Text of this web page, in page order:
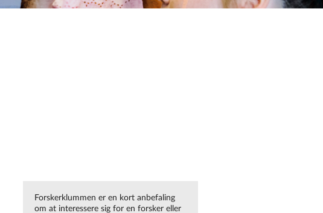
Forskerklummen er en kort anbefaling
om at interessere sig for en forsker eller